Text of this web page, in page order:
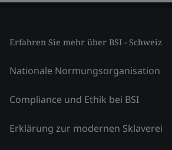
Erfahren Sie mehr über BSI - Schweiz
Nationale Normungsorganisation
Compliance und Ethik bei BSI
Erklärung zur modernen Sklaverei